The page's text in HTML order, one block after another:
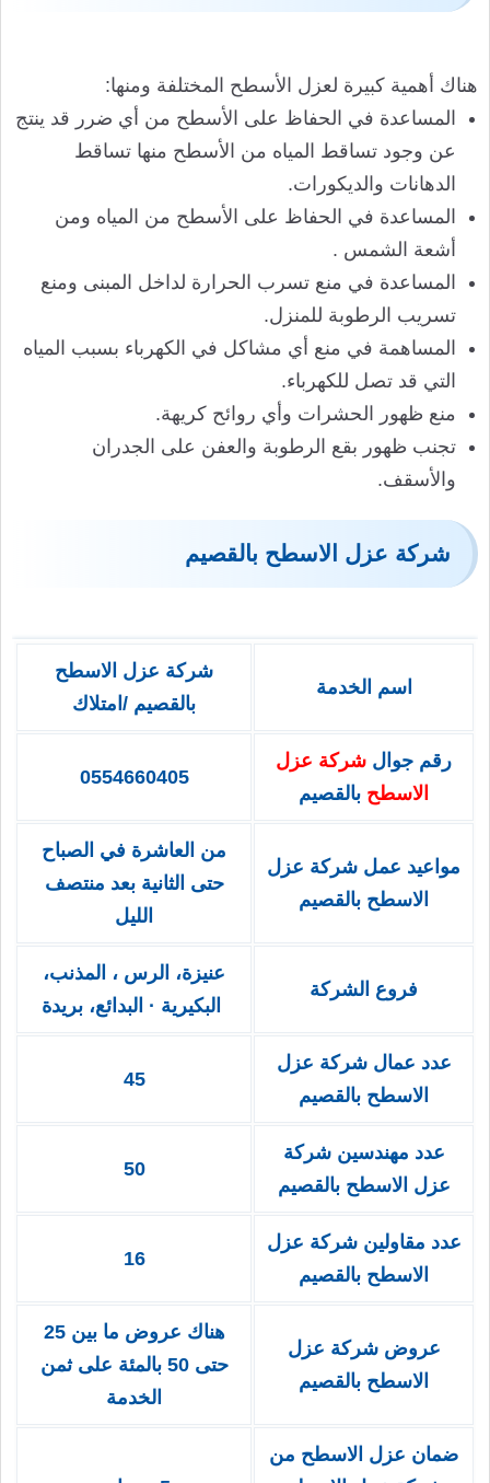
هناك أهمية كبيرة لعزل الأسطح المختلفة ومنها:
المساعدة في الحفاظ على الأسطح من أي ضرر قد ينتج
عن وجود تساقط المياه من الأسطح منها تساقط
الدهانات والديكورات.
المساعدة في الحفاظ على الأسطح من المياه ومن
أشعة الشمس .
المساعدة في منع تسرب الحرارة لداخل المبنى ومنع
تسريب الرطوبة للمنزل.
المساهمة في منع أي مشاكل في الكهرباء بسبب المياه
التي قد تصل للكهرباء.
منع ظهور الحشرات وأي روائح كريهة.
تجنب ظهور بقع الرطوبة والعفن على الجدران
والأسقف.
شركة عزل الاسطح بالقصيم
اسم الخدمة
شركة عزل الاسطح
بالقصيم /امتلاك
رقم جوال شركة عزل
الاسطح بالقصيم
0554660405
مواعيد عمل شركة عزل
الاسطح بالقصيم
من العاشرة في الصباح
حتى الثانية بعد منتصف
الليل
فروع الشركة
عنيزة، الرس ، المذنب،
البكيرية · البدائع، بريدة
عدد عمال شركة عزل
الاسطح بالقصيم
45
عدد مهندسين شركة
عزل الاسطح بالقصيم
50
عدد مقاولين شركة عزل
الاسطح بالقصيم
16
عروض شركة عزل
الاسطح بالقصيم
هناك عروض ما بين 25
حتى 50 بالمئة على ثمن
الخدمة
ضمان عزل الاسطح من